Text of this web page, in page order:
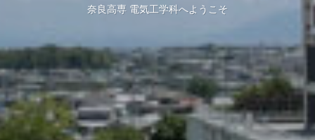
奈良高専 電気工学科へようこそ
奈良高専 電気工学科へようこそ
奈良高専 電気工学科へようこそ
奈良高専 電気工学科へようこそ
奈良高専 電気工学科へようこそ